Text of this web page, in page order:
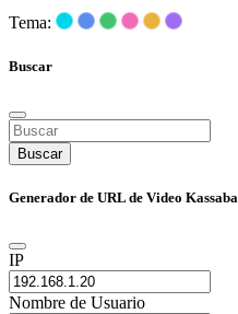
Tema:
Buscar
Buscar
Generador de URL de Video Kassaba
IP
Nombre de Usuario